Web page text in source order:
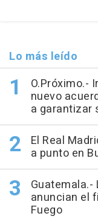
Lo más leído
O.Próximo.-
nuevo
a garantizar
El Real
a punto en
anuncian el
Fuego